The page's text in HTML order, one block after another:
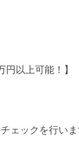
以上可能！】
ェックを行い